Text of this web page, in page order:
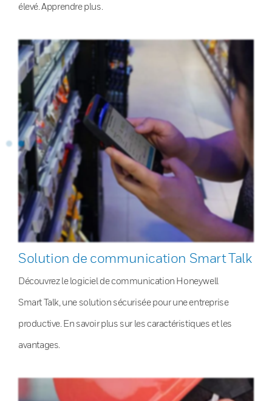
élevé. Apprendre plus.
Solution de communication Smart Talk
Découvrez le logiciel de communication Honeywell
Smart Talk, une solution sécurisée pour une entreprise
productive. En savoir plus sur les caractéristiques et les
avantages.